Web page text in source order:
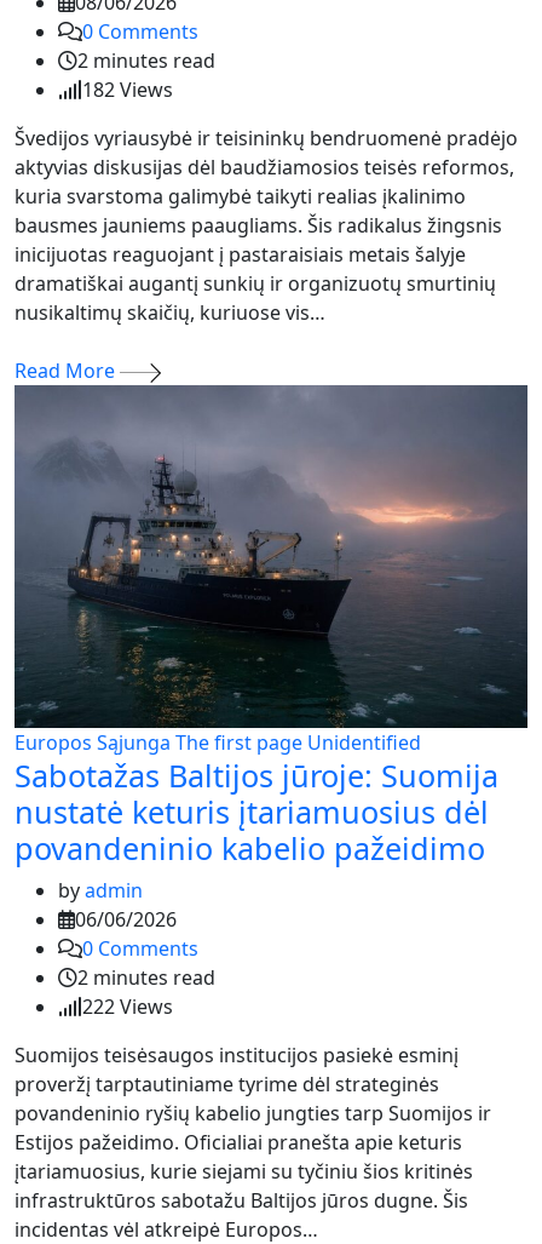
0 Comments
2 minutes read
182Views
Švedijos vyriausybė ir teisininkų bendruomenė pradėjo
aktyvias diskusijas dėl baudžiamosios teisės reformos,
kuria svarstoma galimybė taikyti realias įkalinimo
bausmes jauniems paaugliams. Šis radikalus žingsnis
inicijuotas reaguojant į pastaraisiais metais šalyje
dramatiškai augantį sunkių ir organizuotų smurtinių
nusikaltimų skaičių, kuriuose vis…
Read More
Europos Sąjunga The first page Unidentified
Sabotažas Baltijos jūroje: Suomija
nustatė keturis įtariamuosius dėl
povandeninio kabelio pažeidimo
byadmin
06/06/2026
0 Comments
2 minutes read
222Views
Suomijos teisėsaugos institucijos pasiekė esminį
proveržį tarptautiniame tyrime dėl strateginės
povandeninio ryšių kabelio jungties tarp Suomijos ir
Estijos pažeidimo. Oficialiai pranešta apie keturis
įtariamuosius, kurie siejami su tyčiniu šios kritinės
infrastruktūros sabotažu Baltijos jūros dugne. Šis
incidentas vėl atkreipė Europos…